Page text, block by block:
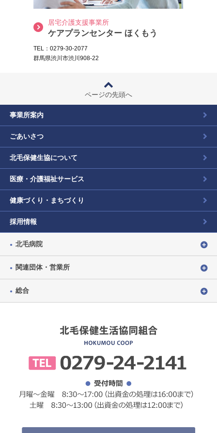
居宅介護支援事業所
ケアプランセンター ほくもう
TEL：0279-30-2077
群馬県渋川市渋川908-22
ページの先頭へ
事業所案内
ごあいさつ
北毛保健生協について
医療・介護福祉サービス
健康づくり・まちづくり
採用情報
北毛病院
関連団体・営業所
総合